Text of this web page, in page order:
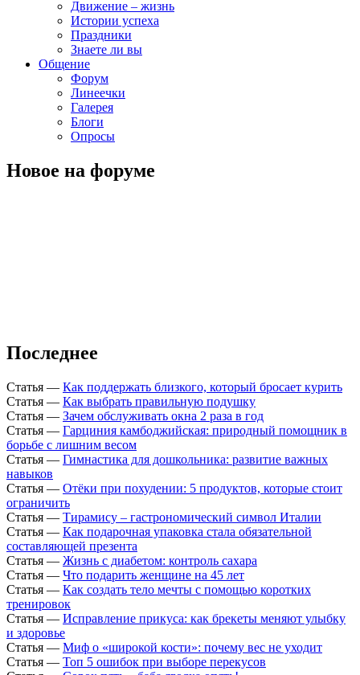
Движение – жизнь
Истории успеха
Праздники
Знаете ли вы
Общение
Форум
Линеечки
Галерея
Блоги
Опросы
Новое на форуме
Последнее
Статья — Как поддержать близкого, который бросает курить
Статья — Как выбрать правильную подушку
Статья — Зачем обслуживать окна 2 раза в год
Статья — Гарциния камбоджийская: природный помощник в
борьбе с лишним весом
Статья — Гимнастика для дошкольника: развитие важных
навыков
Статья — Отёки при похудении: 5 продуктов, которые стоит
ограничить
Статья — Тирамису – гастрономический символ Италии
Статья — Как подарочная упаковка стала обязательной
составляющей презента
Статья — Жизнь с диабетом: контроль сахара
Статья — Что подарить женщине на 45 лет
Статья — Как создать тело мечты с помощью коротких
тренировок
Статья — Исправление прикуса: как брекеты меняют улыбку
и здоровье
Статья — Миф о «широкой кости»: почему вес не уходит
Статья — Топ 5 ошибок при выборе перекусов